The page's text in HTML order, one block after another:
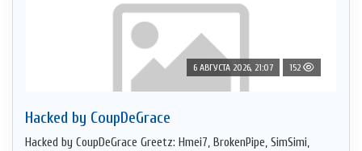
6 АВГУСТА 2026, 21:07 152
Hacked by CoupDeGrace
Hacked by CoupDeGrace Greetz: Hmei7, BrokenPipe, SimSimi,